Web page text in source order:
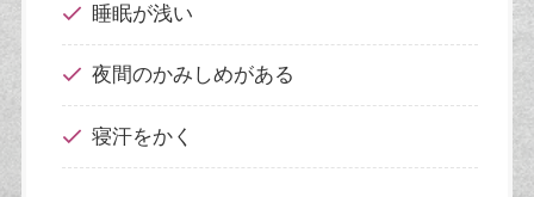
睡眠が浅い
夜間のかみしめがある
寝汗をかく